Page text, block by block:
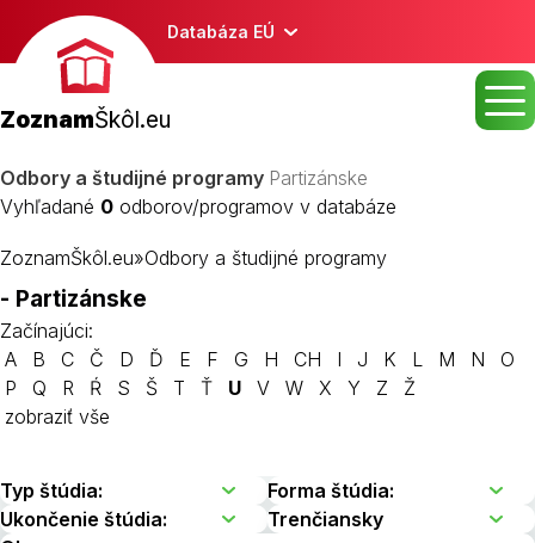
Databáza EÚ
ZoznamŠkôl.eu
Odbory a študijné programy Partizánske
Vyhľadané 0 odborov/programov v databáze
ZoznamŠkôl.eu»Odbory a študijné programy
- Partizánske
Začínajúci:
A
B C Č D Ď E F G H CH I J K L M N
O
P
Q R Ŕ S Š T Ť U V W X Y Z
Ž
zobraziť vše